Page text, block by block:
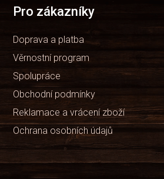
Pro zákazníky
Doprava a platba
Věrnostní program
Spolupráce
Obchodní podmínky
Reklamace a vrácení zboží
Ochrana osobních údajů